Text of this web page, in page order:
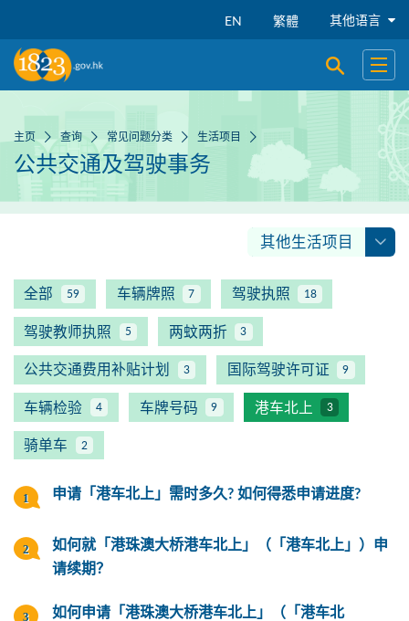
EN 繁體 其他语言
开启搜寻
开启
主页 查询 常见问题分类 生活项目
公共交通及驾驶事务
其他生活项目
全部 59 车辆牌照 7 驾驶执照 18
驾驶教师执照 5 两蚊两折 3
公共交通费用补贴计划 3 国际驾驶许可证 9
车辆检验 4 车牌号码 9 港车北上 3
骑单车 2
申请「港车北上」需时多久? 如何得悉申请进度?
如何就「港珠澳大桥港车北上」（「港车北上」）申
请续期？
如何申请「港珠澳大桥港车北上」（「港车北